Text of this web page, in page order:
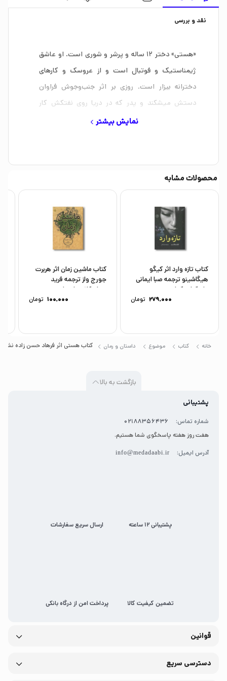
نقد و بررسی
«هستی» دختر 12 ساله و پرشر و شوری است. او عاشق
ژیمناستیک و فوتبال است و از عروسک و کارهای
دخترانه بیزار است. روزی بر اثر جنب‌وجوش فراوان
دستش میشکند و پدر که در دریا روی نفتکش کار
میکند، از اینکه نتوانسته به سر کار برود و مجبور است
پدر و اهالی خانواده شکستن دست هستی را سبب خیر
دانسته و به او افتخار میکنند
نمایش بیشتر
محصولات مشابه
کتاب تازه وارد اثر کیگو
هیگاشینو ترجمه صبا ایمانی
نشر کتاب کوله...
279,000 تومان
کتاب ماشین زمان اثر هربرت
جورج ولز ترجمه فرید
جواهرکلام نشر علمی...
100,000 تومان
خانه کتاب موضوع داستان و رمان کتاب هستی اثر فرهاد حسن زاده نشر
بازگشت به بالا
پشتیبانی
شماره تماس:
02188356436
هفت روز هفته پاسخگوی شما هستیم.
آدرس ایمیل: info@medadaabi.ir
پشتیبانی 12 ساعته ارسال سریع سفارشات
تضمین کیفیت کالا پرداخت امن از درگاه بانکی
قوانین
دسترسی سریع